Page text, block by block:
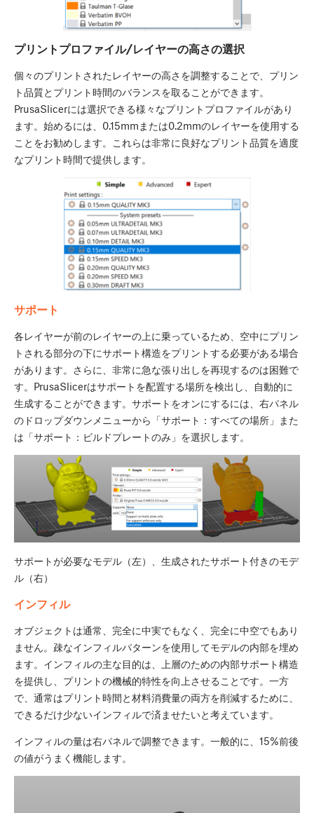
プリントプロファイル/レイヤーの高さの選択
個々のプリントされたレイヤーの高さを調整することで、プリン
ト品質とプリント時間のバランスを取ることができます。
PrusaSlicerには選択できる様々なプリントプロファイルがあり
ます。始めるには、0.15mmまたは0.2mmのレイヤーを使用する
ことをお勧めします。これらは非常に良好なプリント品質を適度
なプリント時間で提供します。
サポート
各レイヤーが前のレイヤーの上に乗っているため、空中にプリン
トされる部分の下にサポート構造をプリントする必要がある場合
があります。さらに、非常に急な張り出しを再現するのは困難で
す。PrusaSlicerはサポートを配置する場所を検出し、自動的に
生成することができます。サポートをオンにするには、右パネル
のドロップダウンメニューから「サポート：すべての場所」また
は「サポート：ビルドプレートのみ」を選択します。
サポートが必要なモデル（左）、生成されたサポート付きのモデ
ル（右）
インフィル
オブジェクトは通常、完全に中実でもなく、完全に中空でもあり
ません。疎なインフィルパターンを使用してモデルの内部を埋め
ます。インフィルの主な目的は、上層のための内部サポート構造
を提供し、プリントの機械的特性を向上させることです。一方
で、通常はプリント時間と材料消費量の両方を削減するために、
できるだけ少ないインフィルで済ませたいと考えています。
インフィルの量は右パネルで調整できます。一般的に、15%前後
の値がうまく機能します。